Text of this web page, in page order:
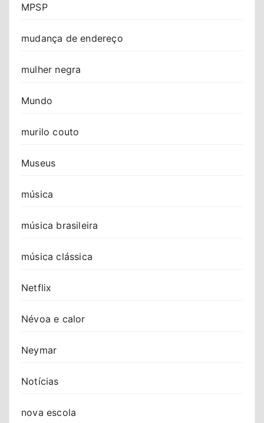
MPSP
mudança de endereço
mulher negra
Mundo
murilo couto
Museus
música
música brasileira
música clássica
Netflix
Névoa e calor
Neymar
Notícias
nova escola